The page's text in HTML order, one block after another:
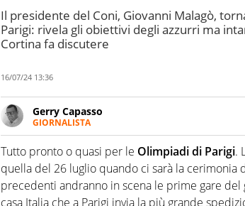
Il presidente del Coni, Giovanni Malagò,
Parigi: rivela gli obiettivi degli azzurri ma
Cortina fa discutere
16/07/24 13:36
Gerry Capasso
GIORNALISTA
Per lui gli sport americani non hanno
innata di trovare la notizia dove altri non
Tutto pronto o quasi per le Olimpiadi di Parigi.
quella del 26 luglio quando ci sarà la cerimonia
precedenti andranno in scena le prime gare del
casa Italia che a Parigi invia la più grande